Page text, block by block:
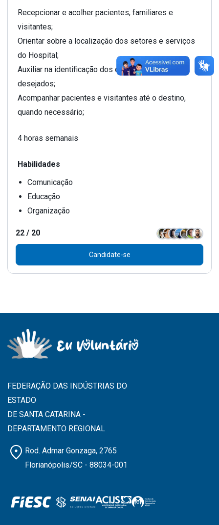
Recepcionar e acolher pacientes, familiares e
visitantes;
Orientar sobre a localização dos setores e serviços
do Hospital;
Auxiliar na identificação dos caminhos e locais
desejados;
Acompanhar pacientes e visitantes até o destino,
quando necessário;
4 horas semanais
Habilidades
Comunicação
Educação
Organização
22 / 20
Candidate-se
FEDERAÇÃO DAS INDÚSTRIAS DO
ESTADO
DE SANTA CATARINA -
DEPARTAMENTO REGIONAL
location_on Rod. Admar Gonzaga, 2765
Florianópolis/SC - 88034-001